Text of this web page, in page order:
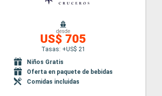
desde
US$ 705
Tasas: +US$ 21
Niños Gratis
Oferta en paquete de bebidas
Comidas incluidas